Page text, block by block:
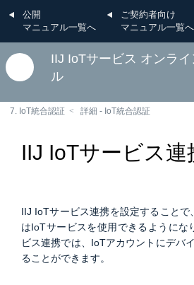
公開
マニュアル一覧へ
ご契約者向け
マニュアル一覧へ
IIJ IoTサービス オンラ
ル
7. IoT統合認証 詳細 - IoT統合認証
IIJ IoTサービス連
IIJ IoTサービス連携を設定すること
はIoTサービスを使用できるようにな
ビス連携では、IoTアカウントにデバ
ることができます。